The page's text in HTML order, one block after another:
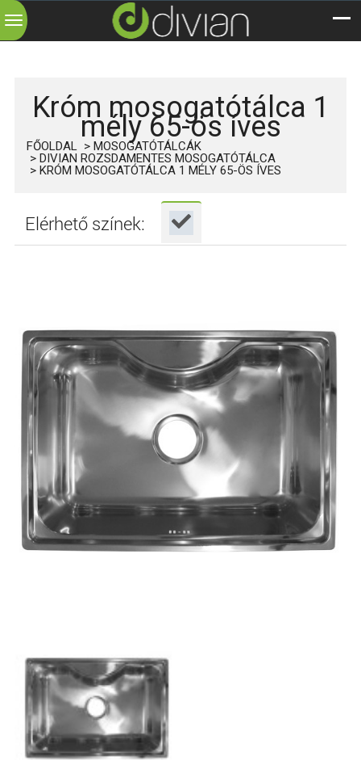
Toggle
navigation
Króm mosogatótálca 1
mély 65-ös íves
FŐOLDAL
MOSOGATÓTÁLCÁK
DIVIAN ROZSDAMENTES MOSOGATÓTÁLCA
KRÓM MOSOGATÓTÁLCA 1 MÉLY 65-ÖS ÍVES
Elérhető színek: